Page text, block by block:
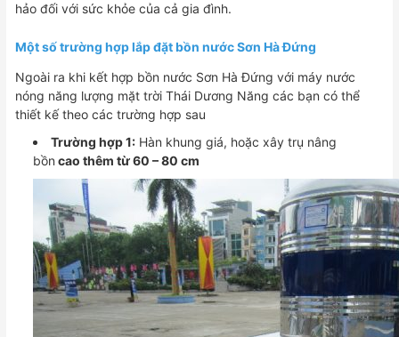
hảo đối với sức khỏe của cả gia đình.
Một số trường hợp lắp đặt bồn nước Sơn Hà Đứng
Ngoài ra khi kết hợp bồn nước Sơn Hà Đứng với máy nước
nóng năng lượng mặt trời Thái Dương Năng các bạn có thể
thiết kế theo các trường hợp sau
Trường hợp 1: Hàn khung giá, hoặc xây trụ nâng
bồn cao thêm từ 60 – 80 cm